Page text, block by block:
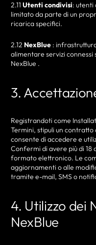
2.11 Utenti condivisi: utenti
limitato da parte di un
ricarica specifici.
2.12 NexBlue :
alimentare servizi
NexBlue .
3.
Registrandoti come
Termini, stipuli un
consente di accedere e
Confermi di avere più di 18
formato elettronico. Le
aggiornamenti o alle
tramite e-mail, SMS o
4. Utilizzo dei
NexBlue